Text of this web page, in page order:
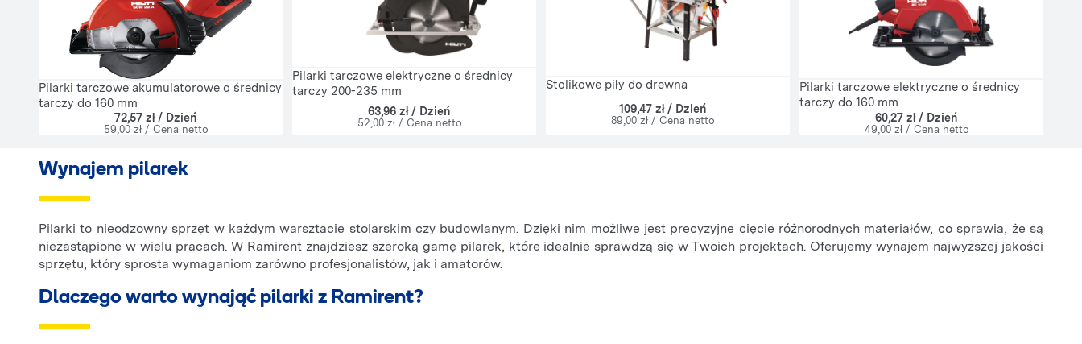
Pilarki tarczowe akumulatorowe o średnicy
tarczy do 160 mm
72,57 zł / Dzień
59,00 zł / Cena netto
Pilarki tarczowe elektryczne o średnicy
tarczy 200-235 mm
63,96 zł / Dzień
52,00 zł / Cena netto
Stolikowe piły do drewna
109,47 zł / Dzień
89,00 zł / Cena netto
Pilarki tarczowe elektryczne o średnicy
tarczy do 160 mm
60,27 zł / Dzień
49,00 zł / Cena netto
Wynajem pilarek
Pilarki to nieodzowny sprzęt w każdym warsztacie stolarskim czy budowlanym. Dzięki nim możliwe jest precyzyjne cięcie różnorodnych materiałów, co sprawia, że są
niezastąpione w wielu pracach. W Ramirent znajdziesz szeroką gamę pilarek, które idealnie sprawdzą się w Twoich projektach. Oferujemy wynajem najwyższej jakości
sprzętu, który sprosta wymaganiom zarówno profesjonalistów, jak i amatorów.
Dlaczego warto wynająć pilarki z Ramirent?